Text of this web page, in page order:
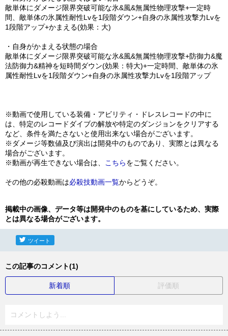
敵単体にダメージ限界突破可能な氷&風&無属性物理攻撃+一定時
間、敵単体の氷属性耐性Lvを1段階ダウン+自身の氷属性攻撃力Lvを
1段階アップ+かまえる(効果：大)
・自身がかまえる状態の場合
敵単体にダメージ限界突破可能な氷&風&無属性物理攻撃+防御力&魔
法防御力&精神を短時間ダウン(効果：特大)+一定時間、敵単体の氷
属性耐性Lvを1段階ダウン+自身の氷属性攻撃力Lvを1段階アップ
※動画で使用している装備・アビリティ・ドレスレコードの中に
は、特定のレコードダイブの解放や特定のダンジョンをクリアする
など、条件を満たさないと使用出来ない場合がございます。
※ダメージ等数値及び演出は開発中のものであり、実際とは異なる
場合がございます。
※動画が再生できない場合は、
こちらをご覧ください。
その他の必殺動画は必殺技動画一覧からどうぞ。
掲載中の画像、データ等は開発中のものを基にしているため、実際
とは異なる場合がございます。
ツイート
この記事のコメント(1)
新着順 評価順
コメントしよう...